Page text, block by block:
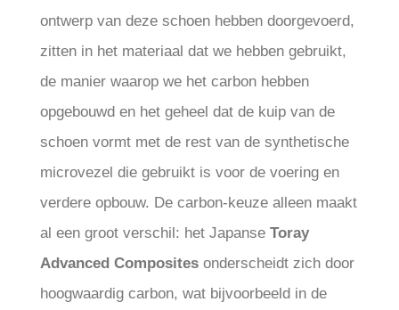
ontwerp van deze schoen hebben doorgevoerd,
zitten in het materiaal dat we hebben gebruikt,
de manier waarop we het carbon hebben
opgebouwd en het geheel dat de kuip van de
schoen vormt met de rest van de synthetische
microvezel die gebruikt is voor de voering en
verdere opbouw. De carbon-keuze alleen maakt
al een groot verschil: het Japanse Toray
Advanced Composites onderscheidt zich door
hoogwaardig carbon, wat bijvoorbeeld in de